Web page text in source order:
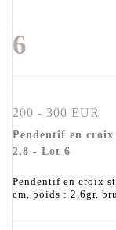
6
200 - 300 EUR
Pendentif en
2,8 - Lot 6
Pendentif en croix
cm, poids : 2,6gr.